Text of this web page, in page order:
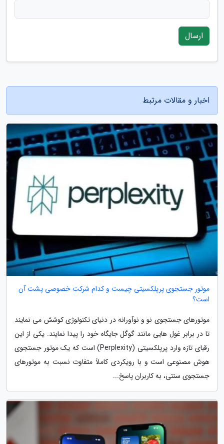
ارسال
اخبار و مقالات مرتبط
موتور جستجوی پرپلکسیتی چیست و کدام شرکت خصوصی پشت آن
است؟
موتورهای جستجوی نو و نوآورانه در دنیای تکنولوژی کوشش می نمایند
تا در برابر غول هایی مانند گوگل جایگاه خود را پیدا نمایند. یکی از این
رقبای تازه وارد پرپلکسیتی (Perplexity) است که یک موتور جستجوی
هوش مصنوعی است و با رویکردی کاملاً متفاوت نسبت به موتورهای
جستجوی سنتی، به کاربران پاسخ...